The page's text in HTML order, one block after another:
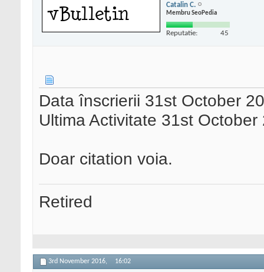
Catalin C.
Membru SeoPedia
Reputatie: 45
Data înscrierii 31st October
Ultima Activitate 31st
Doar citation voia.
Retired
3rd November 2016, 16:02